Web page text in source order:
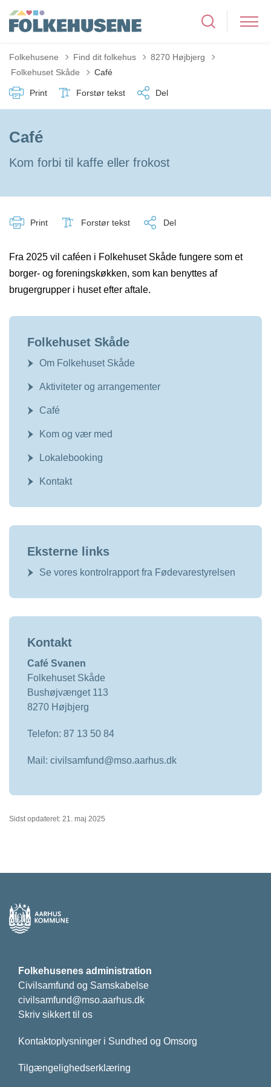
Folkehusene Find dit folkehus
8270 Højbjerg
Tilbage til
Folkehuset Skåde Café
Print Forstør tekst Del
Café
Kom forbi til kaffe eller frokost
Print Forstør tekst Del
Fra 2025 vil caféen i Folkehuset Skåde fungere som et
borger- og foreningskøkken, som kan benyttes af
brugergrupper i huset efter aftale.
Folkehuset Skåde
Om Folkehuset Skåde
Aktiviteter og arrangementer
Café
Kom og vær med
Lokalebooking
Kontakt
Eksterne links
Se vores kontrolrapport fra Fødevarestyrelsen
Kontakt
Café Svanen
Folkehuset Skåde
Bushøjvænget 113
8270 Højbjerg
Telefon: 87 13 50 84
Mail: civilsamfund@mso.aarhus.dk
Sidst opdateret: 21. maj 2025
Folkehusenes administration
Civilsamfund og Samskabelse
civilsamfund@mso.aarhus.dk
Skriv sikkert til os
Kontaktoplysninger i Sundhed og Omsorg
Tilgængelighedserklæring